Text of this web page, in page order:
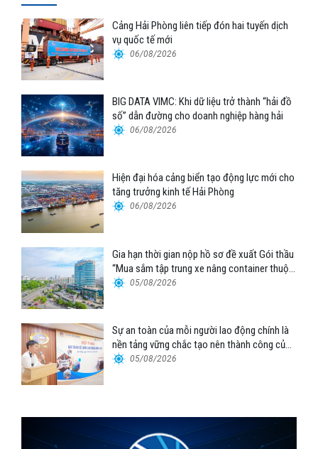
Cảng Hải Phòng liên tiếp đón hai tuyến dịch
vụ quốc tế mới
06/08/2026
BIG DATA VIMC: Khi dữ liệu trở thành “hải đồ
số” dẫn đường cho doanh nghiệp hàng hải
06/08/2026
Hiện đại hóa cảng biển tạo động lực mới cho
tăng trưởng kinh tế Hải Phòng
06/08/2026
Gia hạn thời gian nộp hồ sơ đề xuất Gói thầu
“Mua sắm tập trung xe nâng container thuộc
Tổng công ty Hàng hải Việt Nam – CTCP”
05/08/2026
Sự an toàn của mỗi người lao động chính là
nền tảng vững chắc tạo nên thành công của
Cảng Đà Nẵng
05/08/2026